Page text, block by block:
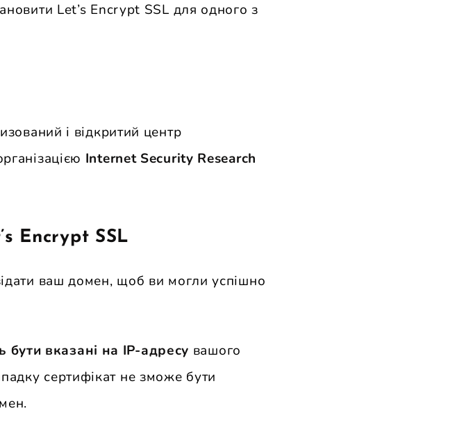
Let’s Encrypt SSL для одного з
і відкритий центр
Internet Security Research
Encrypt SSL
ваш домен, щоб ви могли успішно
вказані на IP-адресу вашого
сертифікат не зможе бути